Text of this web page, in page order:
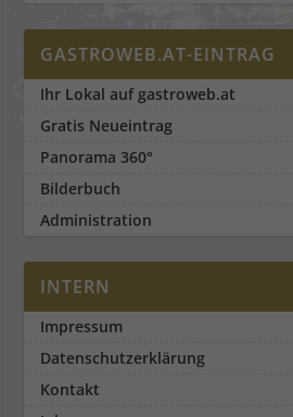
GASTROWEB.AT-EINTRAG
Ihr Lokal auf gastroweb.at
Gratis Neueintrag
Panorama 360°
Bilderbuch
Administration
INTERN
Impressum
Datenschutzerklärung
Kontakt